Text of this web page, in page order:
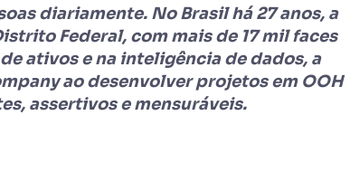
diariamente. No Brasil há 27 anos, a
Federal, com mais de 17 mil faces
ativos e na inteligência de dados, a
ao desenvolver projetos em OOH
assertivos e mensuráveis.